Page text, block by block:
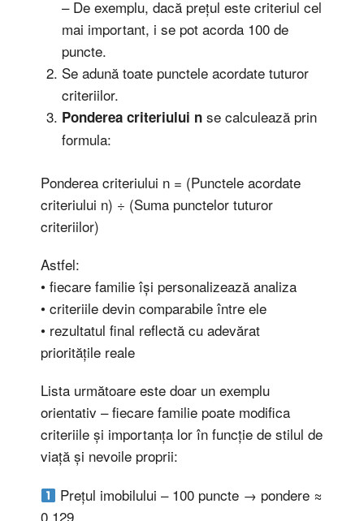
– De exemplu, dacă prețul este criteriul cel
mai important, i se pot acorda 100 de
puncte.
Se adună toate punctele acordate tuturor
criteriilor.
Ponderea criteriului nse calculează prin
formula:
Ponderea criteriului n = (Punctele acordate
criteriului n) ÷ (Suma punctelor tuturor
criteriilor)
Astfel:
• fiecare familie își personalizează analiza
• criteriile devin comparabile între ele
• rezultatul final reflectă cu adevărat
prioritățile reale
Lista următoare este doar un exemplu
orientativ – fiecare familie poate modifica
criteriile și importanța lor în funcție de stilul de
viață și nevoile proprii:
Prețul imobilului – 100 puncte → pondere ≈
0,129